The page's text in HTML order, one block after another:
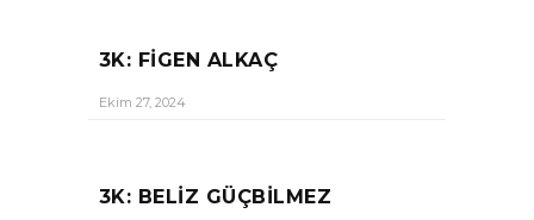
3K: FIGEN ALKAÇ
Ekim 27, 2024
3K: BELIZ GÜÇBILMEZ